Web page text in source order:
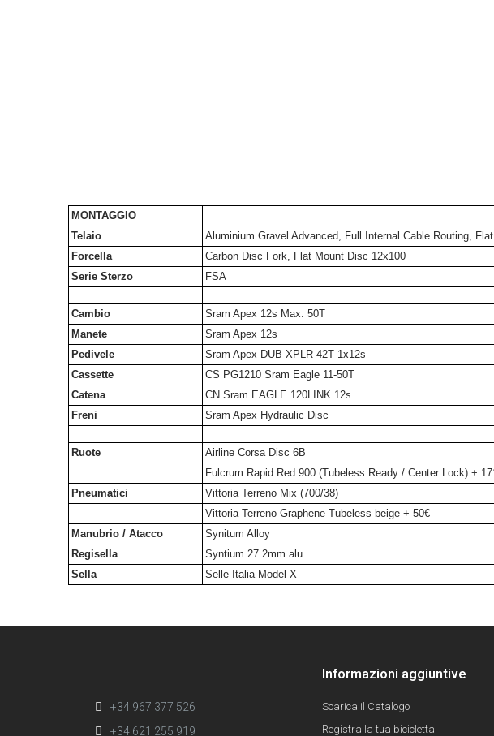
MONTAGGIO
Telaio
Aluminium Gravel Advanced, Full Internal Cable Routing,
Forcella
Carbon Disc Fork, Flat Mount Disc 12x100
Serie Sterzo
FSA
Cambio
Sram Apex 12s Max. 50T
Manete
Sram Apex 12s
Pedivele
Sram Apex DUB XPLR 42T 1x12s
Cassette
CS PG1210 Sram Eagle 11-50T
Catena
CN Sram EAGLE 120LINK 12s
Freni
Sram Apex Hydraulic Disc
Ruote
Airline Corsa Disc 6B
Fulcrum Rapid Red 900 (Tubeless Ready / Center Lock) +
Pneumatici
Vittoria Terreno Mix (700/38)
Vittoria Terreno Graphene Tubeless beige + 50€
Manubrio / Atacco
Synitum Alloy
Regisella
Syntium 27.2mm alu
Sella
Selle Italia Model X
+34 967 377 526
+34 621 255 919
Informazioni aggiuntive
Scarica il Catalogo
Registra la tua bicicletta